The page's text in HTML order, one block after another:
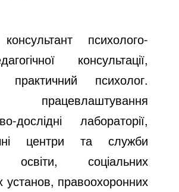
консультант психолого-
консультації,
практичний психолог.
дослідні лабораторії,
центри та служби
освіти, соціальних
установ, правоохоронних